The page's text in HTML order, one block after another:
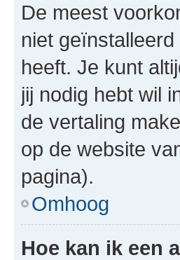
De meest
niet
heeft. Je kunt
jij nodig hebt wil
de vertaling
op de website
pagina).
Omhoog
Hoe kan ik een